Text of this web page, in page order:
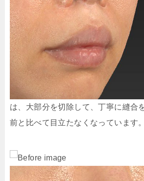
は、大部分を切除して、丁寧に縫合
前と比べて目立たなくなっています。